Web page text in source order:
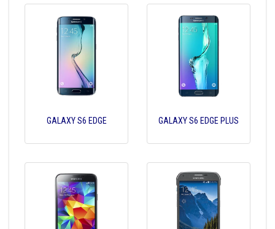
GALAXY S6 EDGE GALAXY S6 EDGE PLUS